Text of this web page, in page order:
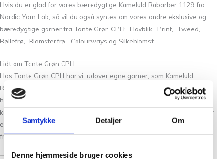
Samtykke Detaljer Om
Denne hjemmeside bruger cookies
Hvis du er glad for vores bæredygtige Kameluld Rabarber 1129 fra
Nordic Yarn Lab, så vil du også syntes om vores andre ekslusive og
bæredygtige garner fra Tante Grøn CPH: Havblik, Print, Tweed,
Bøllefrø, Blomsterfrø, Colourways og Silkeblomst.
Lidt om Tante Grøn CPH:
Hos Tante Grøn CPH har vi, udover egne garner, som Kameluld
Rabarber 1129, et stort udvalg af garner i mange skønne farver. Så
hvis du vil have syn for sagen og mærke garnet mellem fingrene, så
kom forbi vores butik på Christian Winthers Vej. Vi stræber altid efter
en personlig og nøje vejledning så du er på sikker vej med dine
fremtidige strikkeeventyr.